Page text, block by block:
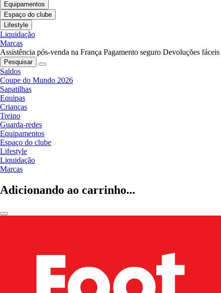
Equipamentos
Espaço do clube
Lifestyle
Liquidação
Marcas
Assistência pós-venda na França Pagamento seguro Devoluções fáceis
Pesquisar
Saldos
Coupe do Mundo 2026
Sapatilhas
Equipas
Crianças
Treino
Guarda-redes
Equipamentos
Espaço do clube
Lifestyle
Liquidação
Marcas
Adicionando ao carrinho...